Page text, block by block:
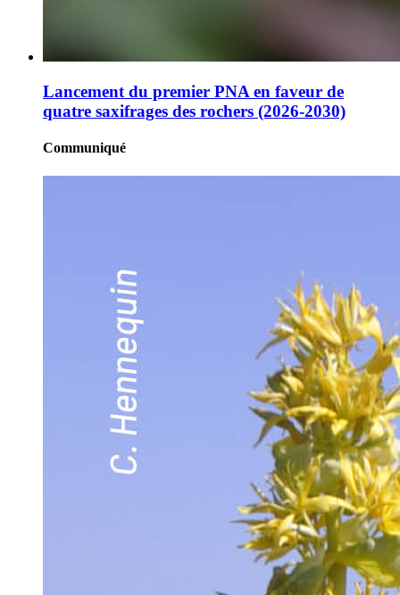
Lancement du premier PNA en faveur de
quatre saxifrages des rochers (2026-2030)
Communiqué